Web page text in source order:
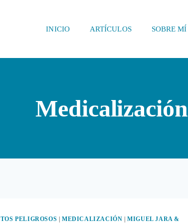
INICIO ARTÍCULOS SOBRE MÍ
Medicalización
PELIGROSOS |MEDICALIZACIÓN |MIGUEL JARA &